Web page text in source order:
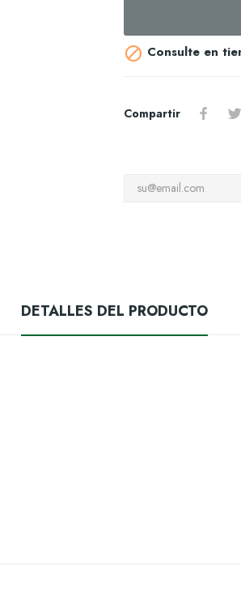
 Consulte en
Compartir
DETALLES DEL PRODUCTO